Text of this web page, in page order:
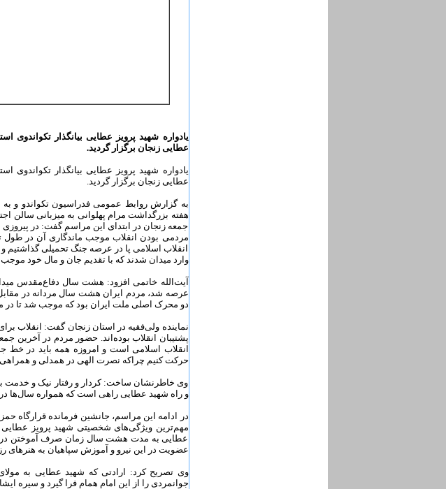
یادواره شهید پرویز عطایی بیانگذار
عطایی زنجان برگزار گردید.
یادواره شهید پرویز عطایی بیانگذار
عطایی زنجان برگزار گردید.
به گزارش روابط عمومی فدراسیون تکواندو و
هفته بزرگداشت مرام پهلوانی به میزبانی سالن
جمعه زنجان در ابتدای این مراسم گفت: در
مردمی بودن انقلاب موجب ماندگاری آن در طول
انقلاب اسلامی پا در عرصه جنگ تحمیلی گذاشتیم
وارد میدان شدند که با تقدیم جان و مال خود
آیت‌الله خاتمی افزود: هشت سال دفاع‌مقدس
عرصه شد، مردم ایران هشت سال مردانه در
دو محرک اصلی ملت ایران بود که موجب شد تا در
نماینده ولی‌فقیه در استان زنجان گفت: انقلاب
انقلاب اسلامی است و امروزه همه باید در
حرکت کنیم چراکه نصرت الهی در همدلی و
وی خاطرنشان ساخت: کردار و رفتار نیک و خدمت
و راه شهید عطایی راهی است که همواره سال‌ها در
در ادامه این مراسم، جانشین فرمانده قرارگاه
مهم‌ترین ویژگی‌های شخصیتی شهید پرویز
عطایی به مدت هشت سال زمان صرف آموختن
عضویت در این نیرو و آموزش سپاهیان به هنرهای
وی تصریح کرد: ارادتی که شهید عطایی به
جوانمردی را از این امام همام فرا گیرد و سیره